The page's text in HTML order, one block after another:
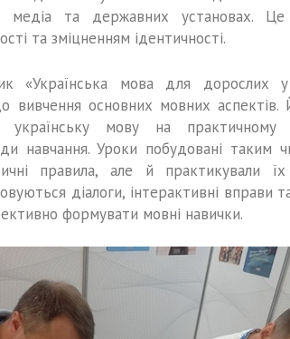
медіа та державних установах. Це
та зміцненням ідентичності.
«Українська мова для дорослих
вивчення основних мовних
українську мову на практичному
навчання. Уроки побудовані
правила, але й практикували
діалоги, інтерактивні вправи
формувати мовні навички.